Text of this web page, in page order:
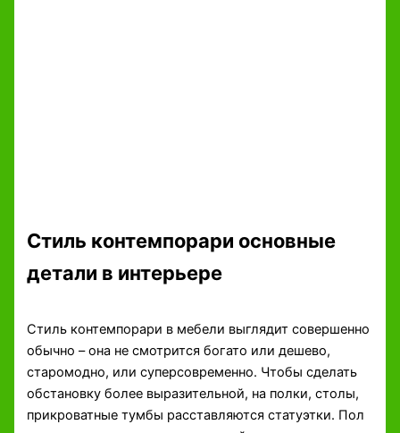
Стиль контемпорари основные
детали в интерьере
Стиль контемпорари в мебели выглядит совершенно
обычно – она не смотрится богато или дешево,
старомодно, или суперсовременно. Чтобы сделать
обстановку более выразительной, на полки, столы,
прикроватные тумбы расставляются статуэтки. Пол